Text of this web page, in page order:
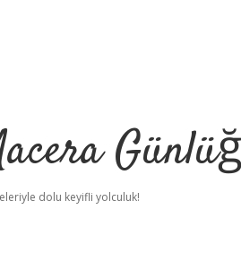
dolu keyifli yolculuk!